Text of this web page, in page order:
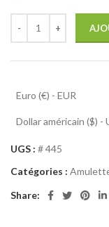
Euro (€) - EUR
Dollar américain ($) -
UGS : # 445
Catégories :
Share: